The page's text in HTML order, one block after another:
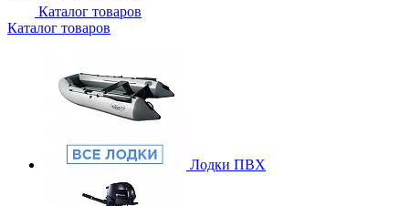
Каталог товаров
Каталог товаров
Лодки ПВХ